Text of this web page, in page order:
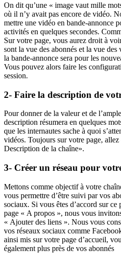
On dit qu’une « image vaut mille
où il n’y avait pas encore de vidéo.
mettre une vidéo en bande-annonce
activités en quelques secondes.
Sur votre page, vous aurez droit à
sont la vue des abonnés et la vue
la bande-annonce sera pour les
Vous pouvez alors faire les
session.
2- Faire la description de
Pour donner de la valeur et de
description résumera en quelques
que les internautes sache à quoi
vidéos. Toujours sur votre page,
Description de la chaîne».
3- Créer un réseau pour
Mettons comme objectif à votre
vous permettre d’être suivi par vos
sociaux. Si vous êtes d’accord sur ce
page « A propos », nous vous
« Ajouter des liens ». Nous vous
vos réseaux sociaux comme
ainsi mis sur votre page d’accueil,
également plus près de vos abonnés